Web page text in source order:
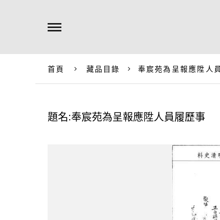
首頁 藏品目錄 奉宸苑為呈報應陞人
題名:奉宸苑為呈報應陞人員履歷事